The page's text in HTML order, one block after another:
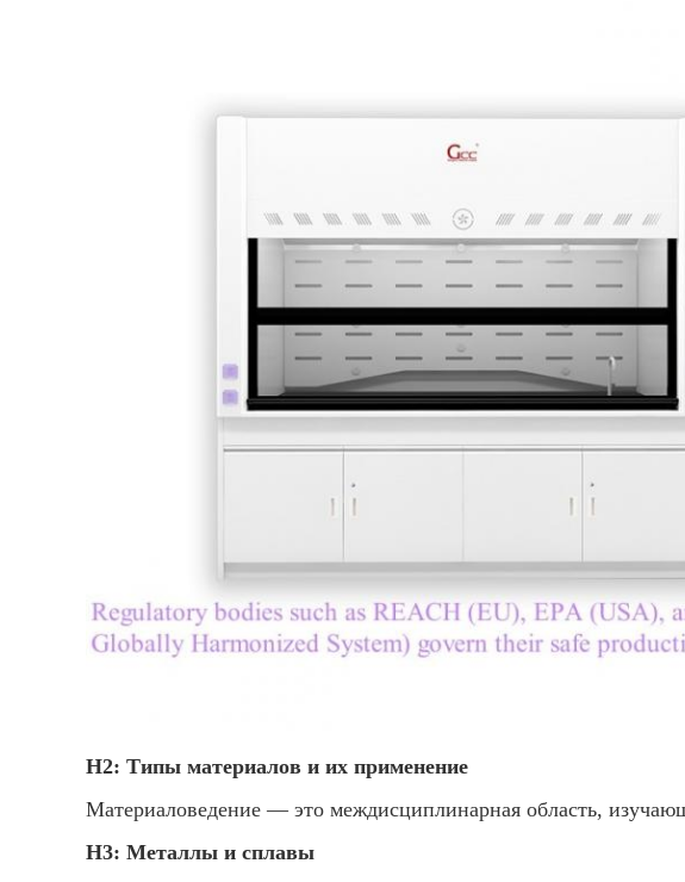
H2: Типы материалов и их применение
Материаловедение — это междисциплинарная область,
H3: Металлы и сплавы